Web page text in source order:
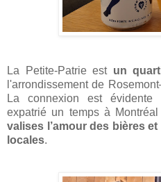
La Petite-Patrie est un
l'arrondissement de
La connexion est
expatrié un temps à
valises l’amour des bières
locales.